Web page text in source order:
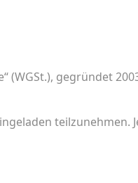
(WGSt.), gegründet
teilzunehmen.